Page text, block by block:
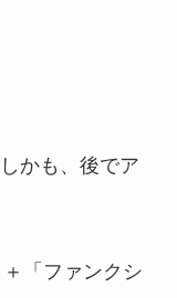
かも、後でア
「ファンクシ